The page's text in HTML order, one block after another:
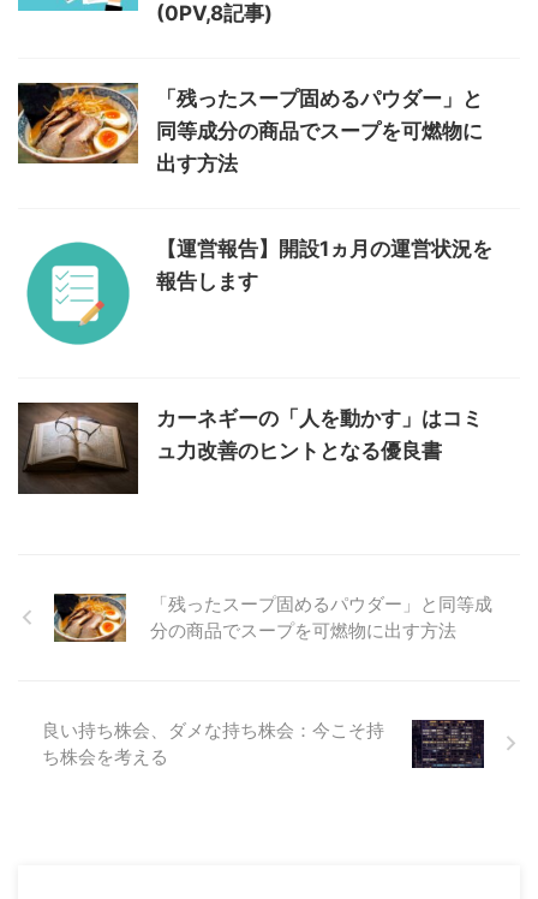
(0PV,8記事)
「残ったスープ固めるパウダー」と
同等成分の商品でスープを可燃物に
出す方法
【運営報告】開設1ヵ月の運営状況を
報告します
カーネギーの「人を動かす」はコミ
ュ力改善のヒントとなる優良書
「残ったスープ固めるパウダー」と同等成
分の商品でスープを可燃物に出す方法
良い持ち株会、ダメな持ち株会：今こそ持
ち株会を考える